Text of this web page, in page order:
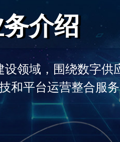
介绍
领域，围绕数字供
和平台运营整合服务